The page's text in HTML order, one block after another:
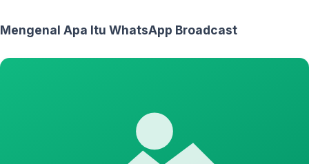
Mengenal Apa Itu WhatsApp Broadcast